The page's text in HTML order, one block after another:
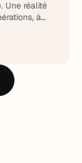
Une réalité
à